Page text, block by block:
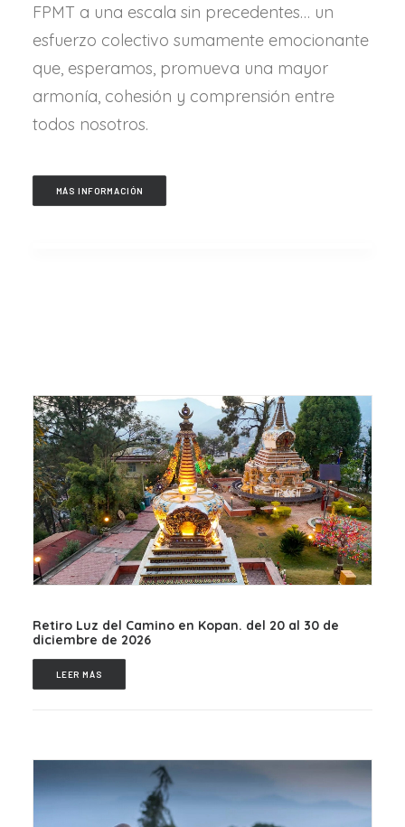
FPMT a una escala sin precedentes… un
esfuerzo colectivo sumamente emocionante
que, esperamos, promueva una mayor
armonía, cohesión y comprensión entre
todos nosotros.
MÁS INFORMACIÓN
Retiro Luz del Camino en Kopan. del 20 al 30 de
diciembre de 2026
LEER MÁS